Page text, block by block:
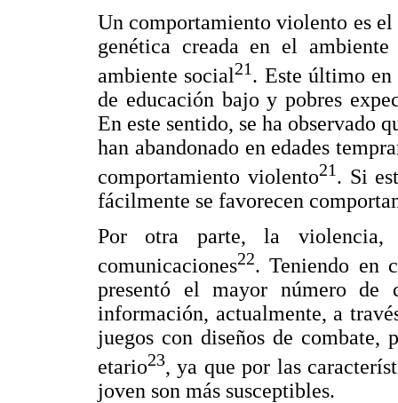
Un comportamiento violento es
genética creada en el
ambiente social21. Este último
de educación bajo y pobres
En este sentido, se ha observado
han abandonado en edades
comportamiento violento21. Si
fácilmente se favorecen
Por otra parte, la violencia,
comunicaciones22. Teniendo en
presentó el mayor número de
información, actualmente, a
juegos con diseños de
etario23, ya que por las
joven son más susceptibles.